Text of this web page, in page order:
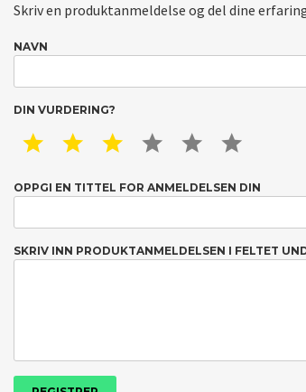
Skriv en produktanmeldelse og del dine
NAVN
DIN VURDERING?
1 STAR2 STAR3 STAR4 STAR5 STAR
OPPGI EN TITTEL FOR ANMELDELSEN DIN
SKRIV INN PRODUKTANMELDELSEN I FELTET